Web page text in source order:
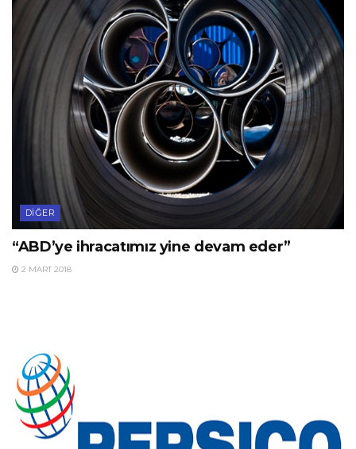
DIĞER
“ABD’ye ihracatımız yine devam eder”
2 MART 2018